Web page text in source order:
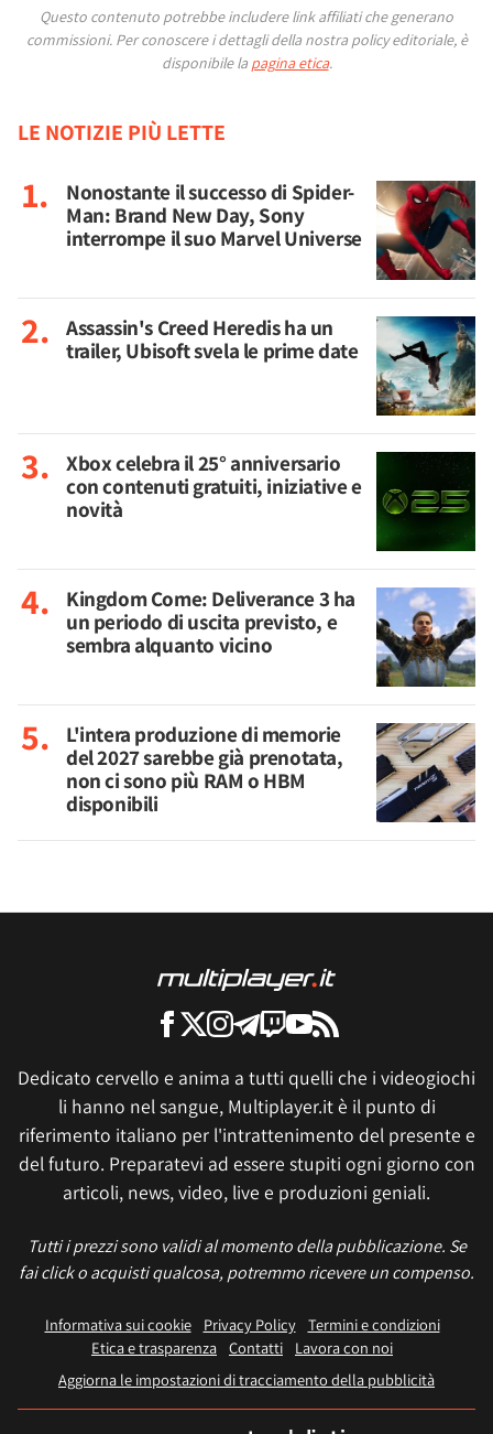
Questo contenuto potrebbe includere link affiliati che generano
commissioni. Per conoscere i dettagli della nostra policy editoriale, è
disponibile la pagina etica.
LE NOTIZIE PIÙ LETTE
Nonostante il successo di Spider-
Man: Brand New Day, Sony
interrompe il suo Marvel Universe
Assassin's Creed Heredis ha un
trailer, Ubisoft svela le prime date
Xbox celebra il 25° anniversario
con contenuti gratuiti, iniziative e
novità
Kingdom Come: Deliverance 3 ha
un periodo di uscita previsto, e
sembra alquanto vicino
L'intera produzione di memorie
del 2027 sarebbe già prenotata,
non ci sono più RAM o HBM
disponibili
Dedicato cervello e anima a tutti quelli che i videogiochi
li hanno nel sangue, Multiplayer.it è il punto di
riferimento italiano per l'intrattenimento del presente e
del futuro. Preparatevi ad essere stupiti ogni giorno con
articoli, news, video, live e produzioni geniali.
Tutti i prezzi sono validi al momento della pubblicazione. Se
fai click o acquisti qualcosa, potremmo ricevere un compenso.
Informativa sui cookie Privacy Policy
Termini e condizioni
Etica e trasparenza Contatti
Lavora con noi
Aggiorna le impostazioni di tracciamento della pubblicità